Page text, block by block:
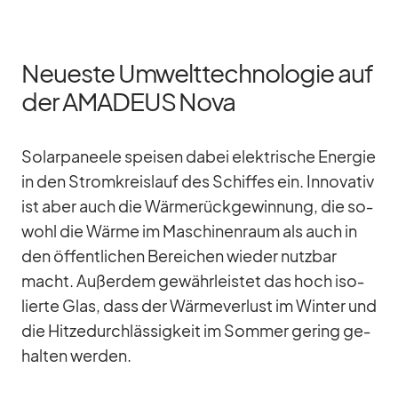
Neueste Umwelttechnologie auf
der AMADEUS Nova
So­lar­pa­neele spei­sen da­bei elek­tri­sche En­er­gie
in den Strom­kreis­lauf des Schif­fes ein. In­no­va­tiv
ist aber auch die Wär­me­rück­ge­win­nung, die so­
wohl die Wärme im Ma­schi­nen­raum als auch in
den öf­fent­li­chen Be­rei­chen wie­der nutz­bar
macht. Au­ßer­dem ge­währ­leis­tet das hoch iso­
lierte Glas, dass der Wär­me­ver­lust im Win­ter und
die Hit­ze­durch­läs­sig­keit im Som­mer ge­ring ge­
hal­ten wer­den.